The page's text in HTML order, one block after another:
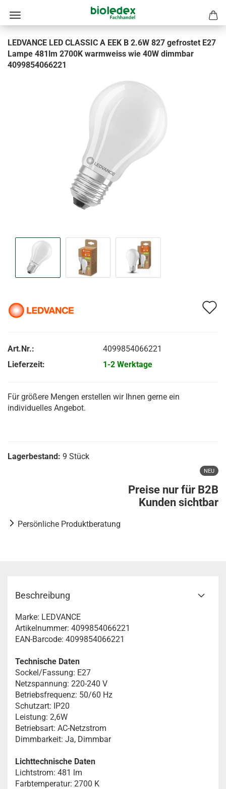
LEDVANCE LED CLASSIC A EEK B 2.6W 827 gefrostet E27
Lampe 481lm 2700K warmweiss wie 40W dimmbar
4099854066221
Art.Nr.:
4099854066221
Lieferzeit:
1-2 Werktage
Für größere Mengen erstellen wir Ihnen gerne ein
individuelles Angebot.
Lagerbestand: 9 Stück
NEU
Preise nur für B2B
Kunden sichtbar
Persönliche Produktberatung
Beschreibung
Marke: LEDVANCE
Artikelnummer: 4099854066221
EAN-Barcode: 4099854066221
Technische Daten
Sockel/Fassung: E27
Netzspannung: 220-240 V
Betriebsfrequenz: 50/60 Hz
Schutzart: IP20
Leistung: 2,6W
Betriebsart: AC-Netzstrom
Dimmbarkeit: Ja, Dimmbar
Lichttechnische Daten
Lichtstrom: 481 lm
Farbtemperatur: 2700 K